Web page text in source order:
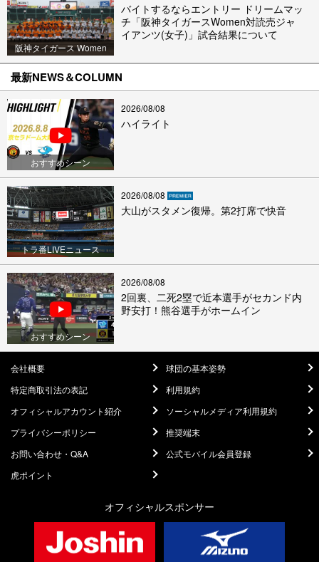
阪神タイガース Women
バイトするならエントリー ドリームマッ
チ「阪神タイガースWomen対読売ジャ
イアンツ(女子)」試合結果について
最新NEWS＆COLUMN
おすすめシーン
2026/08/08
ハイライト
トラ番LIVEニュース
2026/08/08
大山がスタメン復帰。第2打席で快音
おすすめシーン
2026/08/08
2回裏、二死2塁で近本選手がセカンド内
野安打！熊谷選手がホームイン
会社概要
球団の基本姿勢
特定商取引法の表記
利用規約
オフィシャルアカウント紹介
ソーシャルメディア利用規約
プライバシーポリシー
推奨端末
お問い合わせ・Q&A
公式モバイル会員登録
虎ポイント
オフィシャルスポンサー